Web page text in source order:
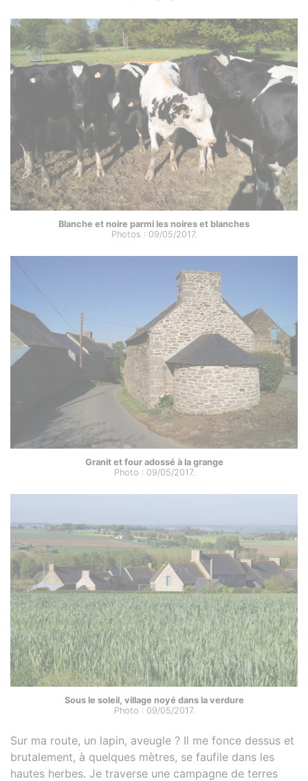
Blanche et noire parmi les noires et blanches
Photos : 09/05/2017.
Granit et four adossé à la grange
Photo : 09/05/2017.
Sous le soleil, village noyé dans la verdure
Photo : 09/05/2017.
Sur ma route, un lapin, aveugle ? Il me fonce dessus et
brutalement, à quelques mètres, se faufile dans les
hautes herbes. Je traverse une campagne de terres